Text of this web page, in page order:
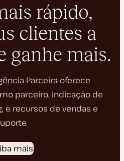
rápido,
clientes a
ganhe mais.
Parceira oferece
parceiro, indicação de
e recursos de vendas e
mais